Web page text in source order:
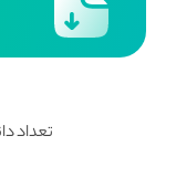
تعداد